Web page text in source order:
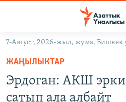
Навигацияга
өтүңүз
Издөөгө
салыңыз
ДҮЙНӨ
7-Август, 2026-жыл, жума, Бишкек
ЖАҢЫЛЫКТАР
Эрдоган: АКШ
сатып ала албайт